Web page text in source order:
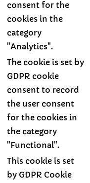
consent for the
cookies in the
category
"Analytics".
The cookie is set by
GDPR cookie
consent to record
the user consent
for the cookies in
the category
"Functional".
This cookie is set
by GDPR Cookie